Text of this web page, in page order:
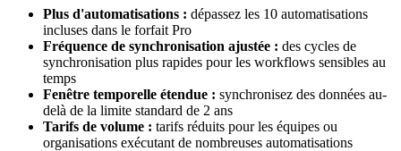
Plus d'automatisations : dépassez les 10 automatisations
incluses dans le forfait Pro
Fréquence de synchronisation ajustée : des cycles de
synchronisation plus rapides pour les workflows sensibles au
temps
Fenêtre temporelle étendue : synchronisez des données au-
delà de la limite standard de 2 ans
Tarifs de volume : tarifs réduits pour les équipes ou
organisations exécutant de nombreuses automatisations